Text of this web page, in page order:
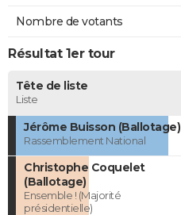
Nombre de votants
Résultat 1er tour
Tête de liste
Liste
Jérôme Buisson (Ballotage)
Rassemblement National
Christophe Coquelet
(Ballotage)
Ensemble ! (Majorité
présidentielle)